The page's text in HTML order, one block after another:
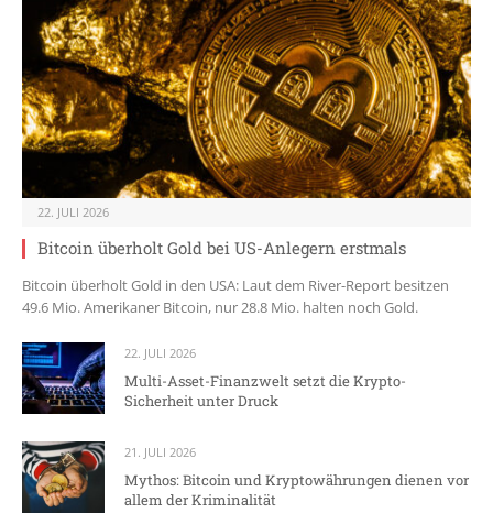
22. JULI 2026
Bitcoin überholt Gold bei US-Anlegern erstmals
Bitcoin überholt Gold in den USA: Laut dem River-Report besitzen
49.6 Mio. Amerikaner Bitcoin, nur 28.8 Mio. halten noch Gold.
22. JULI 2026
Multi-Asset-Finanzwelt setzt die Krypto-
Sicherheit unter Druck
21. JULI 2026
Mythos: Bitcoin und Kryptowährungen dienen vor
allem der Kriminalität